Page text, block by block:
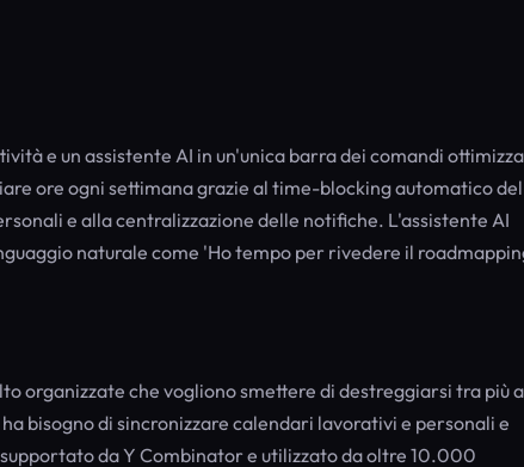
e un assistente AI in un'unica barra dei comandi
ore ogni settimana grazie al time-blocking automatico
e alla centralizzazione delle notifiche. L'assistente AI
naturale come 'Ho tempo per rivedere il
organizzate che vogliono smettere di destreggiarsi tra più
bisogno di sincronizzare calendari lavorativi e personali e
da Y Combinator e utilizzato da oltre 10.000